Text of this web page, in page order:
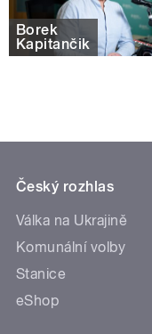
Borek
Kapitančik
Český rozhlas
Válka na Ukrajině
Komunální volby
Stanice
eShop